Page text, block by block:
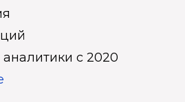
с 2020